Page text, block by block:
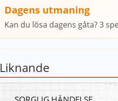
Dagens utmaning
Kan du lösa dagens gåta? 3
Liknande